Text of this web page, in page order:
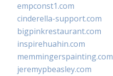
empconst1.com
cinderella-support.com
bigpinkrestaurant.com
inspirehuahin.com
memmingerspainting.com
jeremypbeasley.com